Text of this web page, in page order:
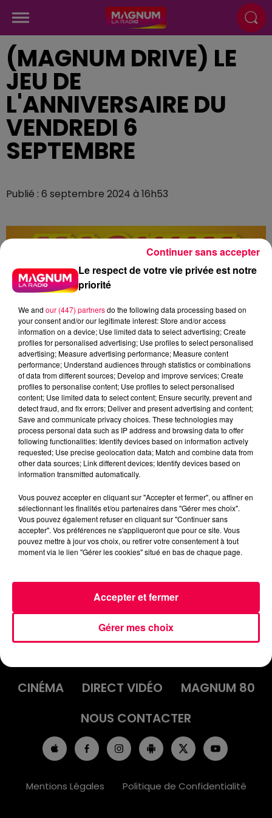
(MAGNUM DRIVE) LE
JEU DE
L'ANNIVERSAIRE DU
VENDREDI 6
SEPTEMBRE
Publié : 6 septembre 2024 à 16h53
podcasts/2024/09/20240906-ANNIVERSAIRES.mp3
INFOS
EMISSIONS
CINÉMA
DIRECT VIDÉO
MAGNUM 80
NOUS CONTACTER
Mentions Légales Politique de Confidentialité
Le respect de votre vie privée est notre
priorité
We and our (447) partnersdo the following data processing based on
your consent and/or our legitimate interest: Store and/or access
information on a device; Use limited data to select advertising; Create
profiles for personalised advertising; Use profiles to select personalised
advertising; Measure advertising performance; Measure content
performance; Understand audiences through statistics or combinations
of data from different sources; Develop and improve services; Create
profiles to personalise content; Use profiles to select personalised
content; Use limited data to select content; Ensure security, prevent and
detect fraud, and fix errors; Deliver and present advertising and content;
Save and communicate privacy choices. These technologies may
process personal data such as IP address and browsing data to offer
following functionalities: Identify devices based on information actively
requested; Use precise geolocation data; Match and combine data from
other data sources; Link different devices; Identify devices based on
information transmitted automatically.
Vous pouvez accepter en cliquant sur "Accepter et fermer", ou affiner en
sélectionnant les finalités et/ou partenaires dans "Gérer mes choix".
Vous pouvez également refuser en cliquant sur "Continuer sans
accepter". Vos préférences ne s'appliqueront que pour ce site. Vous
pouvez mettre à jour vos choix, ou retirer votre consentement à tout
moment via le lien "Gérer les cookies" situé en bas de chaque page.
Gérer mes choix
Accepter et fermer
Continuer sans accepter